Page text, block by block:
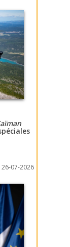
26-07-2026